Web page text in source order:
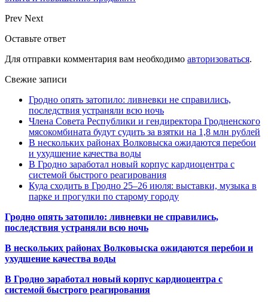
Prev Next
Оставьте ответ
Для отправки комментария вам необходимо авторизоваться.
Свежие записи
Гродно опять затопило: ливневки не справились,
последствия устраняли всю ночь
Члена Совета Республики и гендиректора Гродненского
мясокомбината будут судить за взятки на 1,8 млн рублей
В нескольких районах Волковыска ожидаются перебои
и ухудшение качества воды
В Гродно заработал новый корпус кардиоцентра с
системой быстрого реагирования
Куда сходить в Гродно 25–26 июля: выставки, музыка в
парке и прогулки по старому городу
Гродно опять затопило: ливневки не справились,
последствия устраняли всю ночь
В нескольких районах Волковыска ожидаются перебои и
ухудшение качества воды
В Гродно заработал новый корпус кардиоцентра с
системой быстрого реагирования